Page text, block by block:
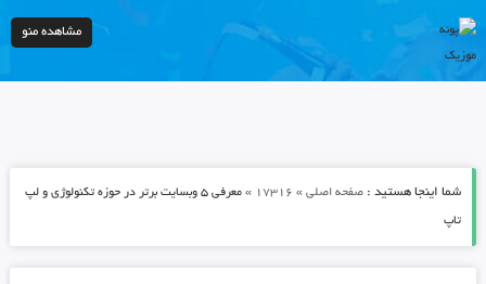
مشاهده منو
شما اینجا هستید : صفحه اصلی»
17316
» معرفی ۵ وبسایت برتر در حوزه تکنولوژی و لپ
تاپ